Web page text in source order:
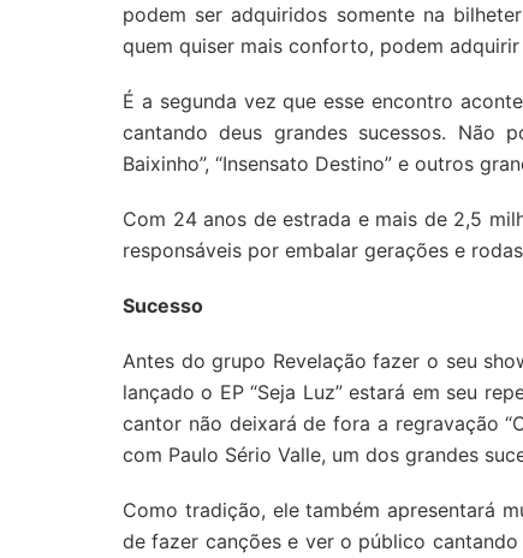
podem ser adquiridos somente na
quem quiser mais conforto, podem
É a segunda vez que esse encontro
cantando deus grandes sucessos. Não
Baixinho”, “Insensato Destino” e outros
Com 24 anos de estrada e mais de 2,5
responsáveis por embalar gerações e
Sucesso
Antes do grupo Revelação fazer o seu
lançado o EP “Seja Luz” estará em seu
cantor não deixará de fora a regravação
com Paulo Sério Valle, um dos grandes
Como tradição, ele também apresentará
de fazer canções e ver o público